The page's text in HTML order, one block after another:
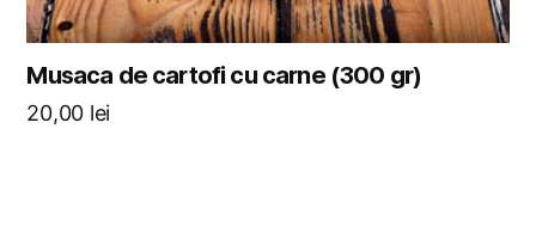
Musaca de cartofi cu carne (300 gr)
20,00 lei